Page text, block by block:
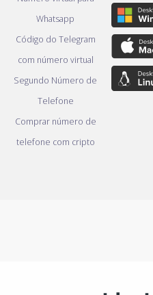
Whatsapp
Código do Telegram
com número virtual
Segundo Número de
Telefone
Comprar número de
telefone com cripto